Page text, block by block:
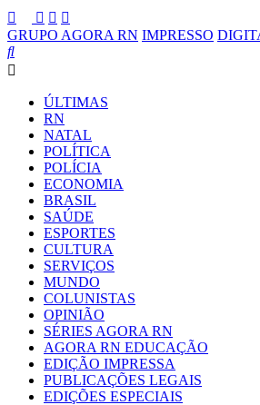
GRUPO AGORA RN IMPRESSO
ÚLTIMAS
RN
NATAL
POLÍTICA
POLÍCIA
ECONOMIA
BRASIL
SAÚDE
ESPORTES
CULTURA
SERVIÇOS
MUNDO
COLUNISTAS
OPINIÃO
SÉRIES AGORA RN
AGORA RN EDUCAÇÃO
EDIÇÃO IMPRESSA
PUBLICAÇÕES LEGAIS
EDIÇÕES ESPECIAIS